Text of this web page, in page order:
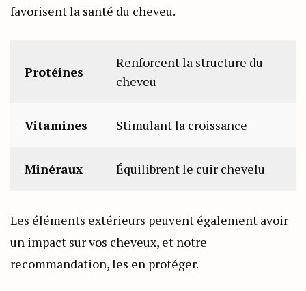
favorisent la santé du cheveu.
Protéines
Renforcent la structure du
cheveu
Vitamines Stimulant la croissance
Minéraux Équilibrent le cuir chevelu
Les éléments extérieurs peuvent également avoir
un impact sur vos cheveux, et notre
recommandation, les en protéger.